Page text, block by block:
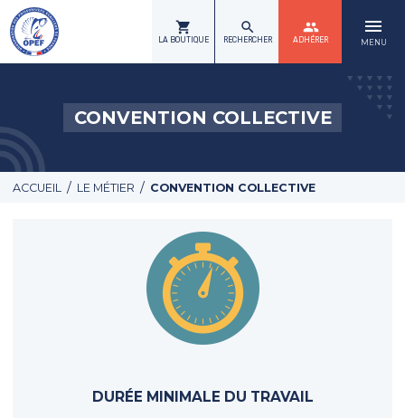
shopping_cart
LA BOUTIQUE
search
RECHERCHER
group
ADHÉRER
menu
MENU
CONVENTION COLLECTIVE
ACCUEIL / LE MÉTIER / CONVENTION COLLECTIVE
DURÉE MINIMALE DU TRAVAIL